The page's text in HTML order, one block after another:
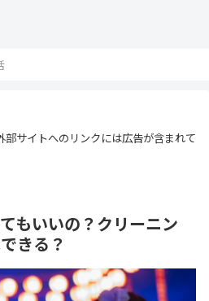
部サイトへのリンクには広告が含まれて
もいいの？クリーニン
きる？